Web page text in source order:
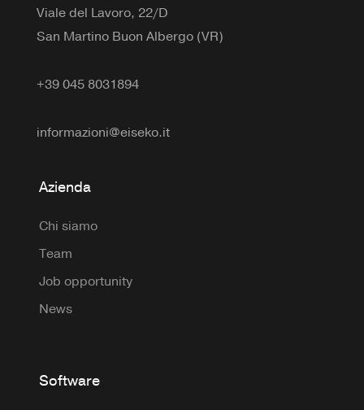
Viale del Lavoro, 22/D
San Martino Buon Albergo (VR)
+39 045 8031894
informazioni@eiseko.it
Azienda
Chi siamo
Team
Job opportunity
News
Software